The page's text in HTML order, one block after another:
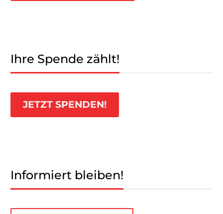
Ihre Spende zählt!
JETZT SPENDEN!
Informiert bleiben!